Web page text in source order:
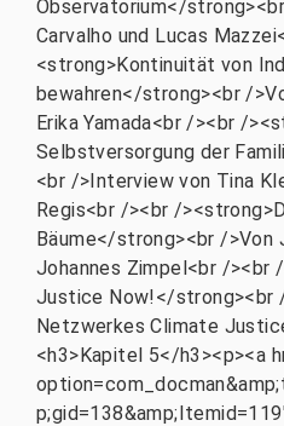
Observatorium</
Carvalho und Lucas
<strong>Kontinuität von
bewahren</strong><br /
Erika Yamada<br /><br /
Selbstversorgung der
<br />Interview von Tina
Regis<br /><br /
Bäume</strong><br />Von
Johannes Zimpel<br /><br
Justice Now!</strong><br
Netzwerkes Climate
<h3>Kapitel 5</h3><p><a